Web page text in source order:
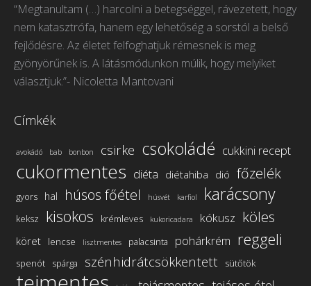
opens
in
new
window
opens
in
new
window
opens
in
new
window
opens
in
new
window
“Megtanultam (…) harcolni a betegséggel, rávezetett, hogy
nem katasztrófa, hanem egy lehetőség a sorstól a belső
fejlődésre. Az életet felfoghatjuk rémesnek is meg
gyönyörűnek is. A látásmódunkon múlik, hogy melyiket
választjuk.”- Nicoletta Mantovani
Címkék
avokádó bab bonbon csirke csokoládé cukkini recept
cukormentes diéta diétahiba dió főzelék
gyors hal húsos főétel húsvét karfiol karácsony
keksz kisokos krémleves kukoricadara kókusz köles
köret lencse lisztmentes palacsinta pohárkrém reggeli
spenót spárga szénhidrátcsökkentett sütőtök